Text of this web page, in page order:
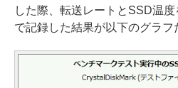
した際、転送レートとSSD温度
で記録した結果が以下のグラフ